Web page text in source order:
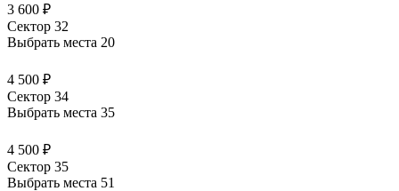
3 600 ₽
Сектор 32
Выбрать места 20
4 500 ₽
Сектор 34
Выбрать места 35
4 500 ₽
Сектор 35
Выбрать места 51